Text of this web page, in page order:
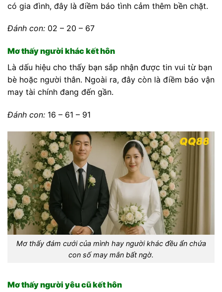
có gia đình, đây là điềm báo tình cảm thêm bền chặt.
Đánh con: 02 – 20 – 67
Mơ thấy người khác kết hôn
Là dấu hiệu cho thấy bạn sắp nhận được tin vui từ bạn
bè hoặc người thân. Ngoài ra, đây còn là điềm báo vận
may tài chính đang đến gần.
Đánh con: 16 – 61 – 91
Mơ thấy đám cưới của mình hay người khác đều ẩn chứa
con số may mắn bất ngờ.
Mơ thấy người yêu cũ kết hôn